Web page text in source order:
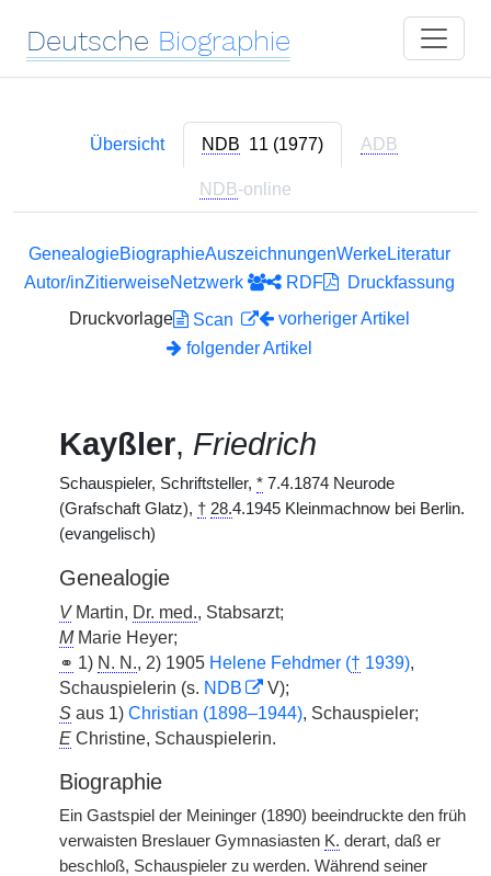
Deutsche Biographie
Übersicht NDB 11 (1977) ADB
NDB-online
GenealogieBiographieAuszeichnungenWerkeLiteratur
Autor/inZitierweiseNetzwerk RDF
Druckfassung
Druckvorlage
Scan
vorheriger Artikel
folgender Artikel
Kayßler, Friedrich
Schauspieler, Schriftsteller, * 7.4.1874 Neurode
(Grafschaft Glatz), † 28.4.1945 Kleinmachnow bei Berlin.
(evangelisch)
Genealogie
VMartin, Dr. med., Stabsarzt;
MMarie Heyer;
⚭ 1) N. N., 2) 1905 Helene Fehdmer († 1939),
Schauspielerin (s. NDB
V);
S aus 1) Christian (1898–1944), Schauspieler;
E Christine, Schauspielerin.
Biographie
Ein Gastspiel der Meininger (1890) beeindruckte den früh
verwaisten Breslauer Gymnasiasten K. derart, daß er
beschloß, Schauspieler zu werden. Während seiner